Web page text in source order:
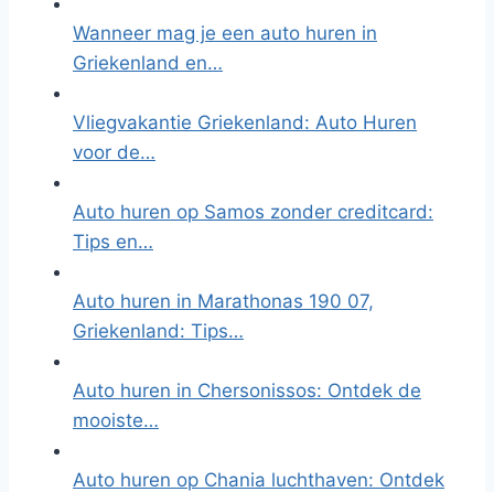
Wanneer mag je een auto huren in
Griekenland en…
Vliegvakantie Griekenland: Auto Huren
voor de…
Auto huren op Samos zonder creditcard:
Tips en…
Auto huren in Marathonas 190 07,
Griekenland: Tips…
Auto huren in Chersonissos: Ontdek de
mooiste…
Auto huren op Chania luchthaven: Ontdek